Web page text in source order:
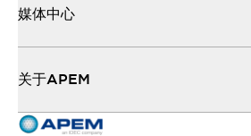
媒体中心
关于APEM